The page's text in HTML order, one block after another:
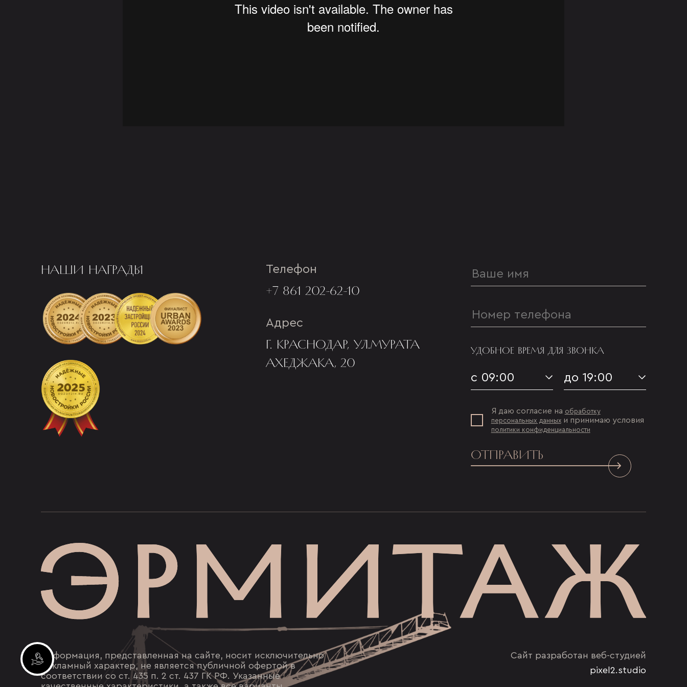
Инвестиционные лоты
НАШИ НАГРАДЫ Телефон
+7 861 202-62-10
Адрес
Г. КРАСНОДАР, УЛ.МУРАТА
АХЕДЖАКА, 20
УДОБНОЕ ВРЕМЯ ДЛЯ ЗВОНКА
с 09:00 до 19:00
Я даю согласие на обработку
персональных данныхи принимаю условия
политики конфиденциальности
ОТПРАВИТЬ
Информация, представленная на сайте, носит исключительно
рекламный характер, не является публичной офертой в
соответствии со ст. 435 п. 2 ст. 437 ГК РФ. Указанные
Сайт разработан веб-студией
pixel2.studio